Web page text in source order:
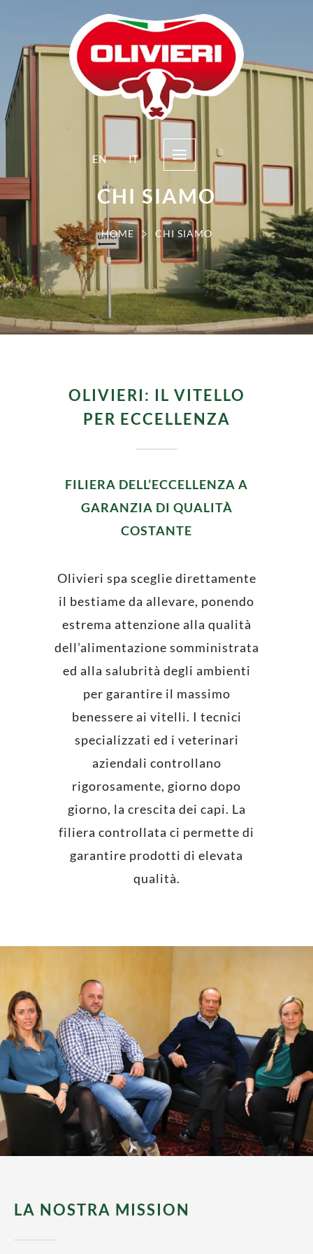
EN IT
CHI SIAMO
HOME CHI SIAMO
OLIVIERI: IL VITELLO
PER ECCELLENZA
FILIERA DELL’ECCELLENZA A
GARANZIA DI QUALITÀ
COSTANTE
Olivieri spa sceglie direttamente
il bestiame da allevare, ponendo
estrema attenzione alla qualità
dell’alimentazione somministrata
ed alla salubrità degli ambienti
per garantire il massimo
benessere ai vitelli. I tecnici
specializzati ed i veterinari
aziendali controllano
rigorosamente, giorno dopo
giorno, la crescita dei capi. La
filiera controllata ci permette di
garantire prodotti di elevata
qualità.
LA NOSTRA MISSION